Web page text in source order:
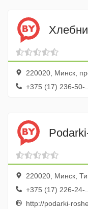
220020, Минск,
+375 (17) 236-50-...
220020, Минск,
+375 (17) 226-24-...
http://podarki-